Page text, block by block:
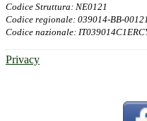
Codice Struttura: NE0121
Codice regionale: 039014-BB-00121
Codice nazionale:
Privacy